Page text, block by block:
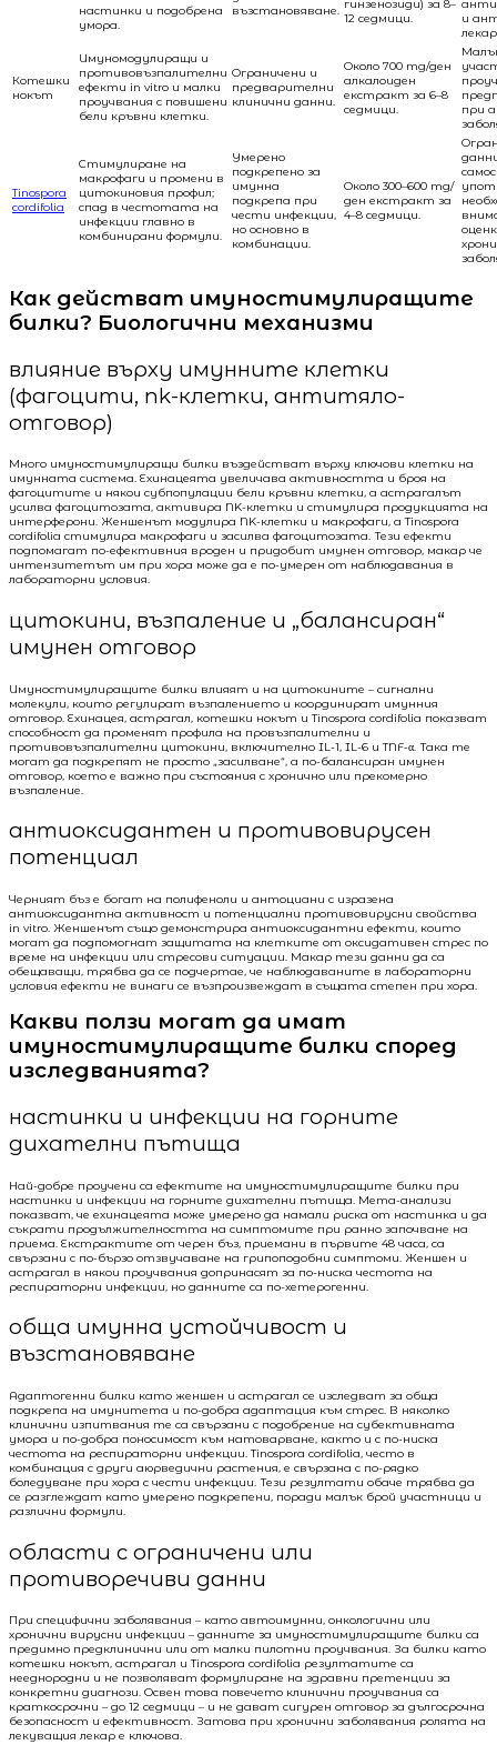
настинки и подобрена
умора.
възстановяване. гинзенозиди) за 8–
12 седмици.
и
Котешки
нокът
Имуномодулиращи и
противовъзпалителни
ефекти in vitro и малки
проучвания с повишени
бели кръвни клетки.
Ограничени и
предварителни
клинични данни.
Около 700 mg/ден
алкалоиден
екстракт за 6–8
седмици.
при
Tinospora
cordifolia
Стимулиране на
макрофаги и промени в
цитокиновия профил;
спад в честотата на
инфекции главно в
комбинирани формули.
Умерено
подкрепено за
имунна
подкрепа при
чести инфекции,
но основно в
комбинации.
Около 300–600 mg/
ден екстракт за
4–8 седмици.
Как действат имуностимулиращите
билки? Биологични механизми
влияние върху имунните клетки
(фагоцити, nk-клетки, антитяло-
отговор)
Много имуностимулиращи билки въздействат върху ключови клетки на
имунната система. Ехинацеята увеличава активността и броя на
фагоцитите и някои субпопулации бели кръвни клетки, а астрагалът
усилва фагоцитозата, активира NK-клетки и стимулира продукцията на
интерферони. Женшенът модулира NK-клетки и макрофаги, а Tinospora
cordifolia стимулира макрофаги и засилва фагоцитозата. Тези ефекти
подпомагат по-ефективния вроден и придобит имунен отговор, макар че
интензитетът им при хора може да е по-умерен от наблюдавания в
лабораторни условия.
цитокини, възпаление и „балансиран“
имунен отговор
Имуностимулиращите билки влияят и на цитокините – сигнални
молекули, които регулират възпалението и координират имунния
отговор. Ехинацея, астрагал, котешки нокът и Tinospora cordifolia показват
способност да променят профила на провъзпалителни и
противовъзпалителни цитокини, включително IL-1, IL-6 и TNF-α. Така те
могат да подкрепят не просто „засилване“, а по-балансиран имунен
отговор, което е важно при състояния с хронично или прекомерно
възпаление.
антиоксидантен и противовирусен
потенциал
Черният бъз е богат на полифеноли и антоциани с изразена
антиоксидантна активност и потенциални противовирусни свойства
in vitro. Женшенът също демонстрира антиоксидантни ефекти, които
могат да подпомогнат защитата на клетките от оксидативен стрес по
време на инфекции или стресови ситуации. Макар тези данни да са
обещаващи, трябва да се подчертае, че наблюдаваните в лабораторни
условия ефекти не винаги се възпроизвеждат в същата степен при хора.
Какви ползи могат да имат
имуностимулиращите билки според
изследванията?
настинки и инфекции на горните
дихателни пътища
Най-добре проучени са ефектите на имуностимулиращите билки при
настинки и инфекции на горните дихателни пътища. Мета-анализи
показват, че ехинацеята може умерено да намали риска от настинка и да
съкрати продължителността на симптомите при ранно започване на
приема. Екстрактите от черен бъз, приемани в първите 48 часа, са
свързани с по-бързо отзвучаване на грипоподобни симптоми. Женшен и
астрагал в някои проучвания допринасят за по-ниска честота на
респираторни инфекции, но данните са по-хетерогенни.
обща имунна устойчивост и
възстановяване
Адаптогенни билки като женшен и астрагал се изследват за обща
подкрепа на имунитета и по-добра адаптация към стрес. В няколко
клинични изпитвания те са свързани с подобрение на субективната
умора и по-добра поносимост към натоварване, както и с по-ниска
честота на респираторни инфекции. Tinospora cordifolia, често в
комбинация с други аюрведични растения, е свързана с по-рядко
боледуване при хора с чести инфекции. Тези резултати обаче трябва да
се разглеждат като умерено подкрепени, поради малък брой участници и
различни формули.
области с ограничени или
противоречиви данни
При специфични заболявания – като автоимунни, онкологични или
хронични вирусни инфекции – данните за имуностимулиращите билки са
предимно предклинични или от малки пилотни проучвания. За билки като
котешки нокът, астрагал и Tinospora cordifolia резултатите са
нееднородни и не позволяват формулиране на здравни претенции за
конкретни диагнози. Освен това повечето клинични проучвания са
краткосрочни – до 12 седмици – и не дават сигурен отговор за дългосрочна
безопасност и ефективност. Затова при хронични заболявания ролята на
лекуващия лекар е ключова.